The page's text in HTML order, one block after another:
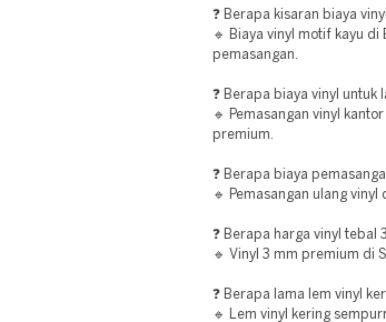
❓ Berapa kisaran biaya
🔹 Biaya vinyl motif kayu
pemasangan.
❓ Berapa biaya vinyl untuk
🔹 Pemasangan vinyl
premium.
❓ Berapa biaya
🔹 Pemasangan ulang
❓ Berapa harga vinyl tebal
🔹 Vinyl 3 mm premium di
❓ Berapa lama lem vinyl
🔹 Lem vinyl kering